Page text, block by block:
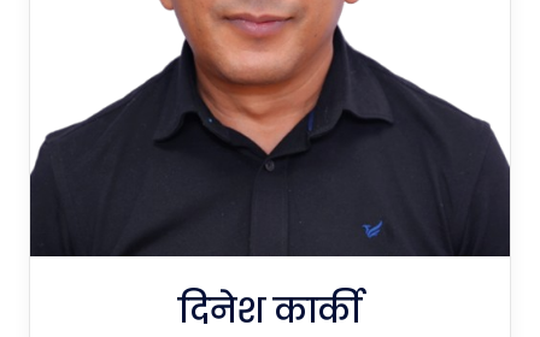
दिनेश कार्की